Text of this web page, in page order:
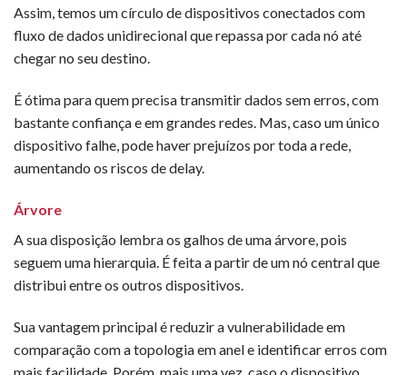
Assim, temos um círculo de dispositivos conectados com
fluxo de dados unidirecional que repassa por cada nó até
chegar no seu destino.
É ótima para quem precisa transmitir dados sem erros, com
bastante confiança e em grandes redes. Mas, caso um único
dispositivo falhe, pode haver prejuízos por toda a rede,
aumentando os riscos de delay.
Árvore
A sua disposição lembra os galhos de uma árvore, pois
seguem uma hierarquia. É feita a partir de um nó central que
distribui entre os outros dispositivos.
Sua vantagem principal é reduzir a vulnerabilidade em
comparação com a topologia em anel e identificar erros com
mais facilidade. Porém, mais uma vez, caso o dispositivo